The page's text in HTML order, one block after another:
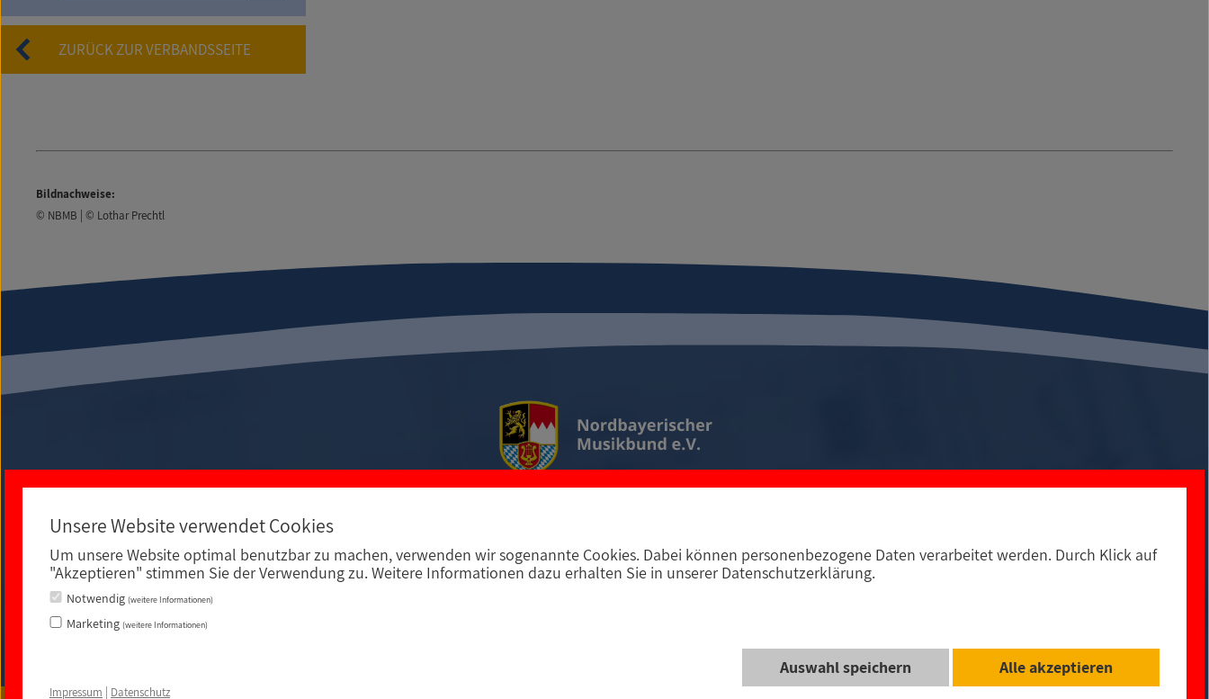
ZURÜCK ZUR VERBANDSSEITE
Bildnachweise:
© NBMB | © Lothar Prechtl
An der Spielleite 12 D-97294 Unterpleichfeld Telefon +49 9367 988 689-0 Social Media
© 2021
Unsere Website verwendet Cookies
Um unsere Website optimal benutzbar zu machen, verwenden wir sogenannte Cookies. Dabei können personenbezogene Daten verarbeitet werden. Durch Klick auf
"Akzeptieren" stimmen Sie der Verwendung zu. Weitere Informationen dazu erhalten Sie in unserer Datenschutzerklärung.
Notwendig (weitere Informationen)
Marketing (weitere Informationen)
Auswahl speichern Alle akzeptieren
Impressum Datenschutz